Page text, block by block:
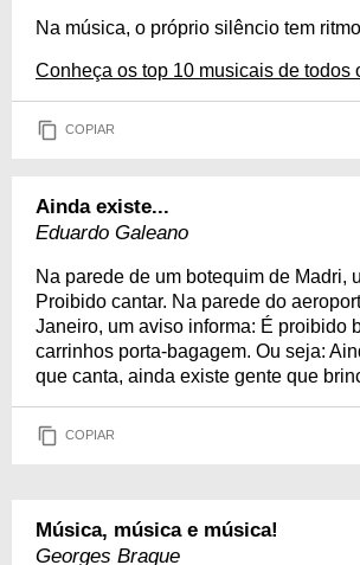
Na música, o próprio silêncio tem
Conheça os top 10 musicais de todos
COPIAR
Ainda existe...
Eduardo Galeano
Na parede de um botequim de Madri,
Proibido cantar. Na parede do
Janeiro, um aviso informa: É proibido
carrinhos porta-bagagem. Ou seja:
que canta, ainda existe gente que
COPIAR
Música, música e música!
Georges Braque